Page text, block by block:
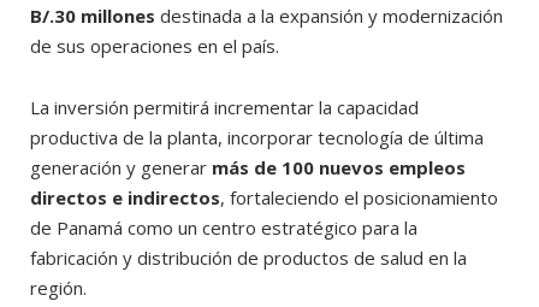
B/.30 millones destinada a la expansión y modernización
de sus operaciones en el país.
La inversión permitirá incrementar la capacidad
productiva de la planta, incorporar tecnología de última
generación y generar más de 100 nuevos empleos
directos e indirectos, fortaleciendo el posicionamiento
de Panamá como un centro estratégico para la
fabricación y distribución de productos de salud en la
región.